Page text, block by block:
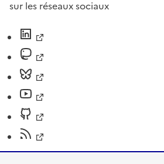
sur les réseaux sociaux